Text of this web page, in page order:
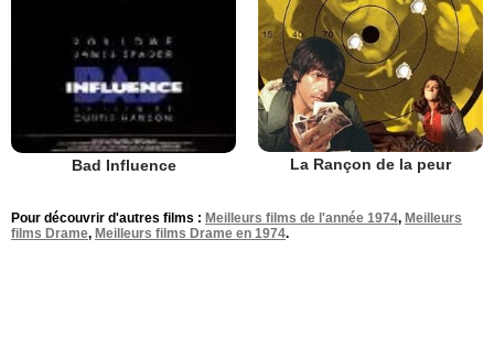
Bad Influence La Rançon de la peur
Pour découvrir d'autres films : Meilleurs films de l'année 1974, Meilleurs
films Drame, Meilleurs films Drame en 1974.